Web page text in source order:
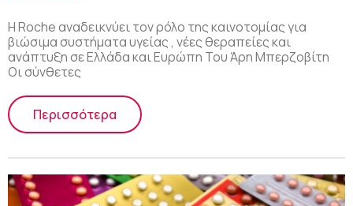
Η Roche αναδεικνύει τον ρόλο της καινοτομίας για
βιώσιμα συστήματα υγείας , νέες θεραπείες και
ανάπτυξη σε Ελλάδα και Ευρώπη Του Άρη Μπερζοβίτη
Οι σύνθετες
Περισσότερα